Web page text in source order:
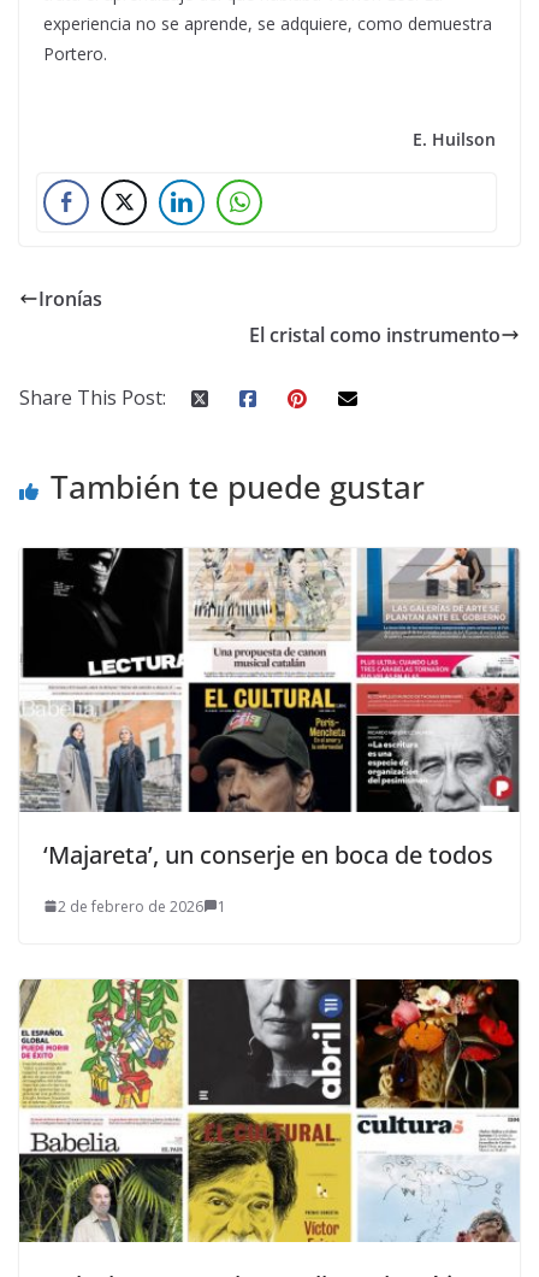
experiencia no se aprende, se adquiere, como demuestra
Portero.
E. Huilson
Ironías
El cristal como instrumento
Share This Post:
También te puede gustar
‘Majareta’, un conserje en boca de todos
2 de febrero de 2026 1